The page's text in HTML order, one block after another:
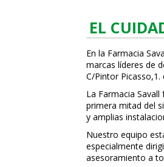
EL
En la Farmacia
marcas líderes de
C/Pintor Picasso,1.
La Farmacia
primera mitad del
y amplias
Nuestro equipo
especialmente
asesoramiento a